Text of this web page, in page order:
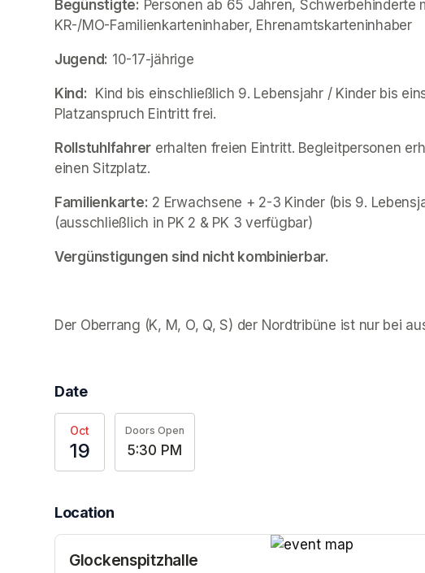
Begünstigte: Personen ab 65 Jahren,
KR-/MO-Familienkarteninhaber, Ehrenamtskarteninhaber
Jugend: 10-17-jährige
Kind:
Kind bis einschließlich 9. Lebensjahr / Kinder bis
Platzanspruch Eintritt frei.
Rollstuhlfahrer erhalten freien Eintritt. Begleitpersonen
einen Sitzplatz.
Familienkarte: 2 Erwachsene + 2-3 Kinder (bis 9.
(ausschließlich in PK 2 & PK 3 verfügbar)
Vergünstigungen sind nicht kombinierbar.
Der Oberrang (K, M, O, Q, S) der Nordtribüne ist nur bei
Date
Oct
19
Doors Open
5:30 PM
Location
Glockenspitzhalle